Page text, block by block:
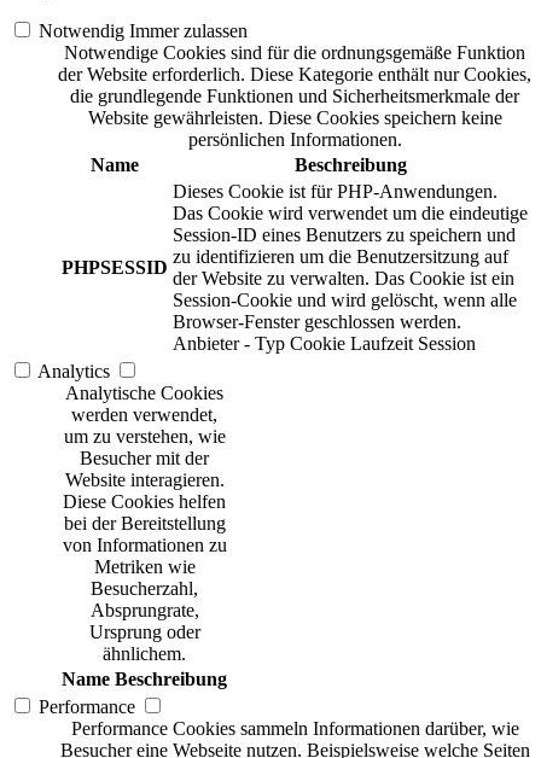
Notwendig Immer zulassen
Notwendige Cookies sind für die ordnungsgemäße Funktion
der Website erforderlich. Diese Kategorie enthält nur Cookies,
die grundlegende Funktionen und Sicherheitsmerkmale der
Website gewährleisten. Diese Cookies speichern keine
persönlichen Informationen.
Name
Beschreibung
PHPSESSID
Dieses Cookie ist für PHP-Anwendungen.
Das Cookie wird verwendet um die eindeutige
Session-ID eines Benutzers zu speichern und
zu identifizieren um die Benutzersitzung auf
der Website zu verwalten. Das Cookie ist ein
Session-Cookie und wird gelöscht, wenn alle
Browser-Fenster geschlossen werden.
Anbieter - Typ Cookie Laufzeit Session
Analytics
Analytische Cookies
werden verwendet,
um zu verstehen, wie
Besucher mit der
Website interagieren.
Diese Cookies helfen
bei der Bereitstellung
von Informationen zu
Metriken wie
Besucherzahl,
Absprungrate,
Ursprung oder
ähnlichem.
Name Beschreibung
Performance
Performance Cookies sammeln Informationen darüber, wie
Besucher eine Webseite nutzen. Beispielsweise welche Seiten